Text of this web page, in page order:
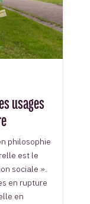
usages
philosophie
est le
sociale ».
en rupture
en